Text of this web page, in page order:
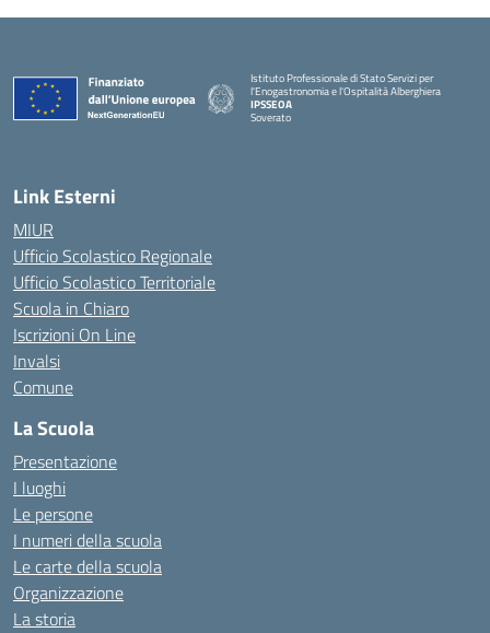
Istituto Professionale di Stato Servizi per
l'Enogastronomia e l'Ospitalità Alberghiera
IPSSEOA
Soverato
Link Esterni
MIUR
Ufficio Scolastico Regionale
Ufficio Scolastico Territoriale
Scuola in Chiaro
Iscrizioni On Line
Invalsi
Comune
La Scuola
Presentazione
I luoghi
Le persone
I numeri della scuola
Le carte della scuola
Organizzazione
La storia